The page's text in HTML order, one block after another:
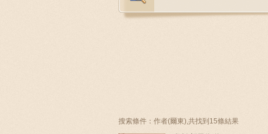
搜索條件：作者(爾東),共找到15條結果